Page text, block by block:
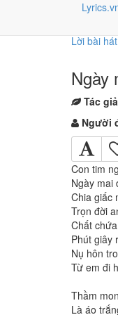
Lời bài hát
Ngày
Tác giả
Người
Con tim
Ngày mai
Chia giấc
Trọn đời
Chất
Phút giây
Nụ hôn
Từ em đi
Thầm
Là áo